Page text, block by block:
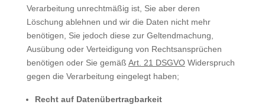
Verarbeitung unrechtmäßig ist, Sie aber deren
Löschung ablehnen und wir die Daten nicht mehr
benötigen, Sie jedoch diese zur Geltendmachung,
Ausübung oder Verteidigung von Rechtsansprüchen
benötigen oder Sie gemäß Art. 21 DSGVOWiderspruch
gegen die Verarbeitung eingelegt haben;
Recht auf Datenübertragbarkeit